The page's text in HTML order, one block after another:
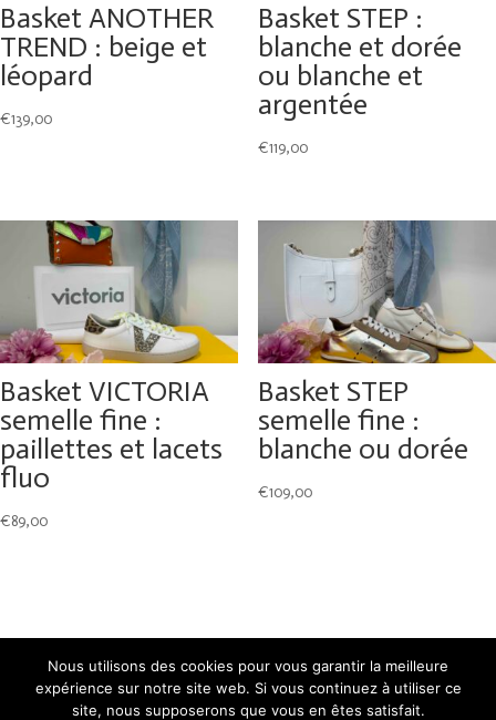
Basket ANOTHER
TREND : beige et
léopard
€139,00
Basket STEP :
blanche et dorée
ou blanche et
argentée
€119,00
Basket VICTORIA
semelle fine :
paillettes et lacets
fluo
€89,00
Basket STEP
semelle fine :
blanche ou dorée
€109,00
Nous utilisons des cookies pour vous garantir la meilleure
expérience sur notre site web. Si vous continuez à utiliser ce
site, nous supposerons que vous en êtes satisfait.